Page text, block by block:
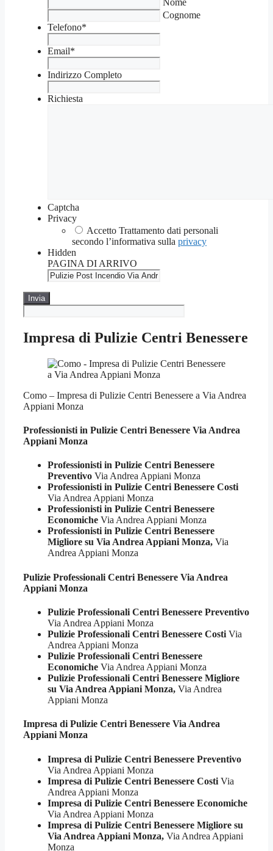
Nome
Cognome
Telefono*
Email*
Indirizzo Completo
Richiesta
Captcha
Privacy
Accetto Trattamento dati personali
secondo l’informativa sulla privacy
Hidden
PAGINA DI ARRIVO
Impresa di Pulizie Centri Benessere
Como – Impresa di Pulizie Centri Benessere a Via Andrea
Appiani Monza
Professionisti in Pulizie Centri Benessere Via Andrea
Appiani Monza
Professionisti in Pulizie Centri Benessere
Preventivo Via Andrea Appiani Monza
Professionisti in Pulizie Centri Benessere Costi
Via Andrea Appiani Monza
Professionisti in Pulizie Centri Benessere
Economiche Via Andrea Appiani Monza
Professionisti in Pulizie Centri Benessere
Migliore su Via Andrea Appiani Monza, Via
Andrea Appiani Monza
Pulizie Professionali Centri Benessere Via Andrea
Appiani Monza
Pulizie Professionali Centri Benessere Preventivo
Via Andrea Appiani Monza
Pulizie Professionali Centri Benessere Costi Via
Andrea Appiani Monza
Pulizie Professionali Centri Benessere
Economiche Via Andrea Appiani Monza
Pulizie Professionali Centri Benessere Migliore
su Via Andrea Appiani Monza, Via Andrea
Appiani Monza
Impresa di Pulizie Centri Benessere Via Andrea
Appiani Monza
Impresa di Pulizie Centri Benessere Preventivo
Via Andrea Appiani Monza
Impresa di Pulizie Centri Benessere Costi Via
Andrea Appiani Monza
Impresa di Pulizie Centri Benessere Economiche
Via Andrea Appiani Monza
Impresa di Pulizie Centri Benessere Migliore su
Via Andrea Appiani Monza, Via Andrea Appiani
Monza